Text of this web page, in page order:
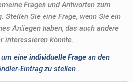
Fragen und Antworten zum
Stellen Sie eine Frage, wenn Sie ein
Anliegen haben, das auch andere
interessieren könnte.
eine individuelle Fragean den
Eintrag zu stellen .